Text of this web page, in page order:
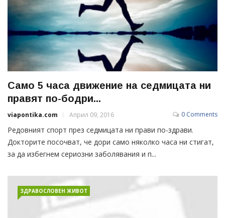
Само 5 часа движение на седмицата ни
правят по-бодри...
viapontika.com Април 09, 2016 0 Comments
Редовният спорт през седмицата ни прави по-здрави.
Докторите посочват, че дори само няколко часа ни стигат,
за да избегнем сериозни заболявания и п...
ЗДРАВОСЛОВЕН ЖИВОТ